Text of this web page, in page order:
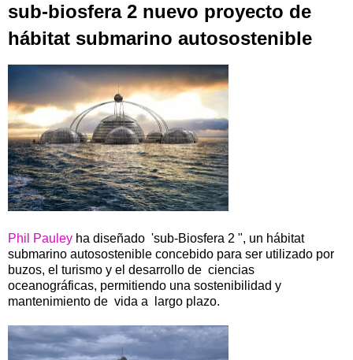
sub-biosfera 2 nuevo proyecto de
hábitat submarino autosostenible
Phil Pauley ha diseñado 'sub-Biosfera 2 ", un hábitat
submarino autosostenible concebido para ser utilizado por
buzos, el turismo y el desarrollo de ciencias
oceanográficas, permitiendo una sostenibilidad y
mantenimiento de vida a largo plazo.